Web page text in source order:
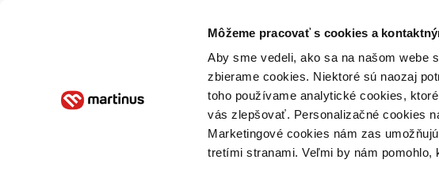
Môžeme pracovať s cookies a
Aby sme vedeli, ako sa na našom webe
zbierame cookies. Niektoré sú naozaj
toho používame analytické cookies,
vás zlepšovať. Personalizačné cookies
Marketingové cookies nám zas
tretími stranami. Veľmi by nám
Poukážky Kontakt